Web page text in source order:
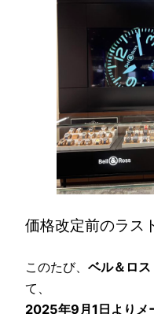
価格改定前のラス
このたび、 ベル＆ロス
て、
2025年9月1日よりメ